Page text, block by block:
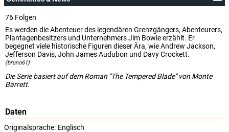
76 Folgen
Es werden die Abenteuer des legendären Grenzgängers, Abenteurers,
Plantagenbesitzers und Unternehmers Jim Bowie erzählt. Er
begegnet viele historische Figuren dieser Ära, wie Andrew Jackson,
Jefferson Davis, John James Audubon und Davy Crockett.
(bruno61)
Die Serie basiert auf dem Roman "The Tempered Blade" von Monte
Barrett.
Daten
Originalsprache: Englisch